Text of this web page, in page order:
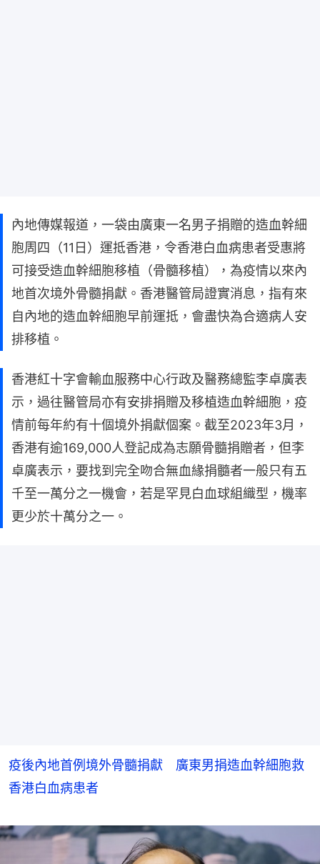
內地傳媒報道，一袋由廣東一名男子捐贈的造血幹細
胞周四（11日）運抵香港，令香港白血病患者受惠將
可接受造血幹細胞移植（骨髓移植），為疫情以來內
地首次境外骨髓捐獻。香港醫管局證實消息，指有來
自內地的造血幹細胞早前運抵，會盡快為合適病人安
排移植。
香港紅十字會輸血服務中心行政及醫務總監李卓廣表
示，過往醫管局亦有安排捐贈及移植造血幹細胞，疫
情前每年約有十個境外捐獻個案。截至2023年3月，
香港有逾169,000人登記成為志願骨髓捐贈者，但李
卓廣表示，要找到完全吻合無血緣捐髓者一般只有五
千至一萬分之一機會，若是罕見白血球組織型，機率
更少於十萬分之一。
疫後內地首例境外骨髓捐獻 廣東男捐造血幹細胞救
香港白血病患者